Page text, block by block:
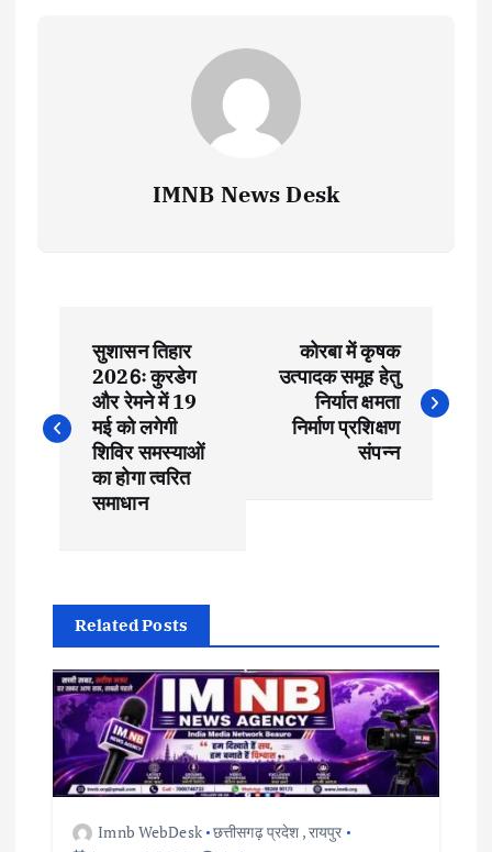
IMNB News Desk
s
a
v
g
सुशासन तिहार
2026ः कुरडेग
और रेमने में 19
मई को लगेगी
शिविर समस्याओं
का होगा त्वरित
समाधान
कोरबा में कृषक
उत्पादक समूह हेतु
निर्यात क्षमता
निर्माण प्रशिक्षण
संपन्न
Related Posts
Imnb WebDesk छत्तीसगढ़ प्रदेश ,रायपुर